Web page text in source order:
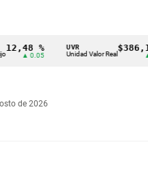
%
▲ 0.05 Unidad Valor Real
$386,1273
▲ 0.03
de 2026